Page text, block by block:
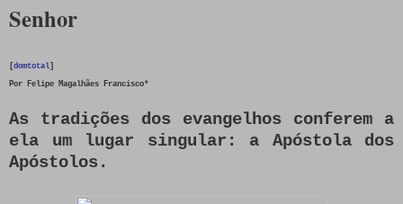
Senhor
domtotal
Por Felipe Magalhães Francisco*
As tradições dos evangelhos conferem a
ela um lugar singular: a Apóstola dos
Apóstolos.